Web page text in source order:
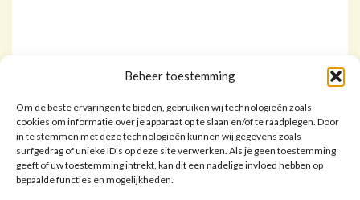
Beheer toestemming
Om de beste ervaringen te bieden, gebruiken wij technologieën zoals
cookies om informatie over je apparaat op te slaan en/of te raadplegen. Door
in te stemmen met deze technologieën kunnen wij gegevens zoals
surfgedrag of unieke ID's op deze site verwerken. Als je geen toestemming
geeft of uw toestemming intrekt, kan dit een nadelige invloed hebben op
bepaalde functies en mogelijkheden.